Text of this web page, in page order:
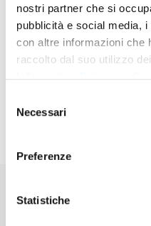
nostri partner che si
pubblicità e social media,
con altre informazioni che
raccolto dal suo utilizzo
delNecessari
Preferenze
Statistiche
contratti d'opera
Responsabilità nei
d'opera